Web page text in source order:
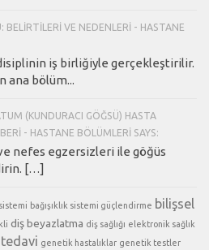
BELIRTILERI VE NEDENLERI - HASTANE
iş birliğiyle gerçekleştirilir.
ana bölüm...
(KUNDURACI GÖĞSÜ) HASTA
- HASTANE BÖLÜMLERI SAYS:
nefes egzersizleri ile göğüs
[…]
sistemi bağışıklık sistemi güçlendirme bilişsel
diş beyazlatma diş sağlığı elektronik sağlık
genetik hastalıklar genetik testler